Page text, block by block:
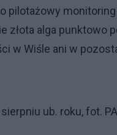
pilotażowy
złota alga punktowo
w Wiśle ani w
ub. roku, fot.